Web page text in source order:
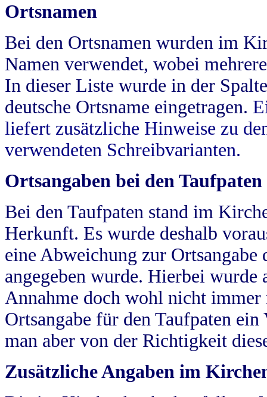
Ortsnamen
Bei den Ortsnamen wurden im
Namen verwendet, wobei
In dieser Liste wurde in der
deutsche Ortsname eingetragen.
liefert zusätzliche Hinweise zu
verwendeten Schreibvarianten.
Ortsangaben bei den Taufpaten
Bei den Taufpaten stand im
Herkunft. Es wurde deshalb
eine Abweichung zur
angegeben wurde. Hierbei wurde
Annahme doch wohl nicht
Ortsangabe für den Taufpaten
man aber von der Richtigkeit
Zusätzliche Angaben im